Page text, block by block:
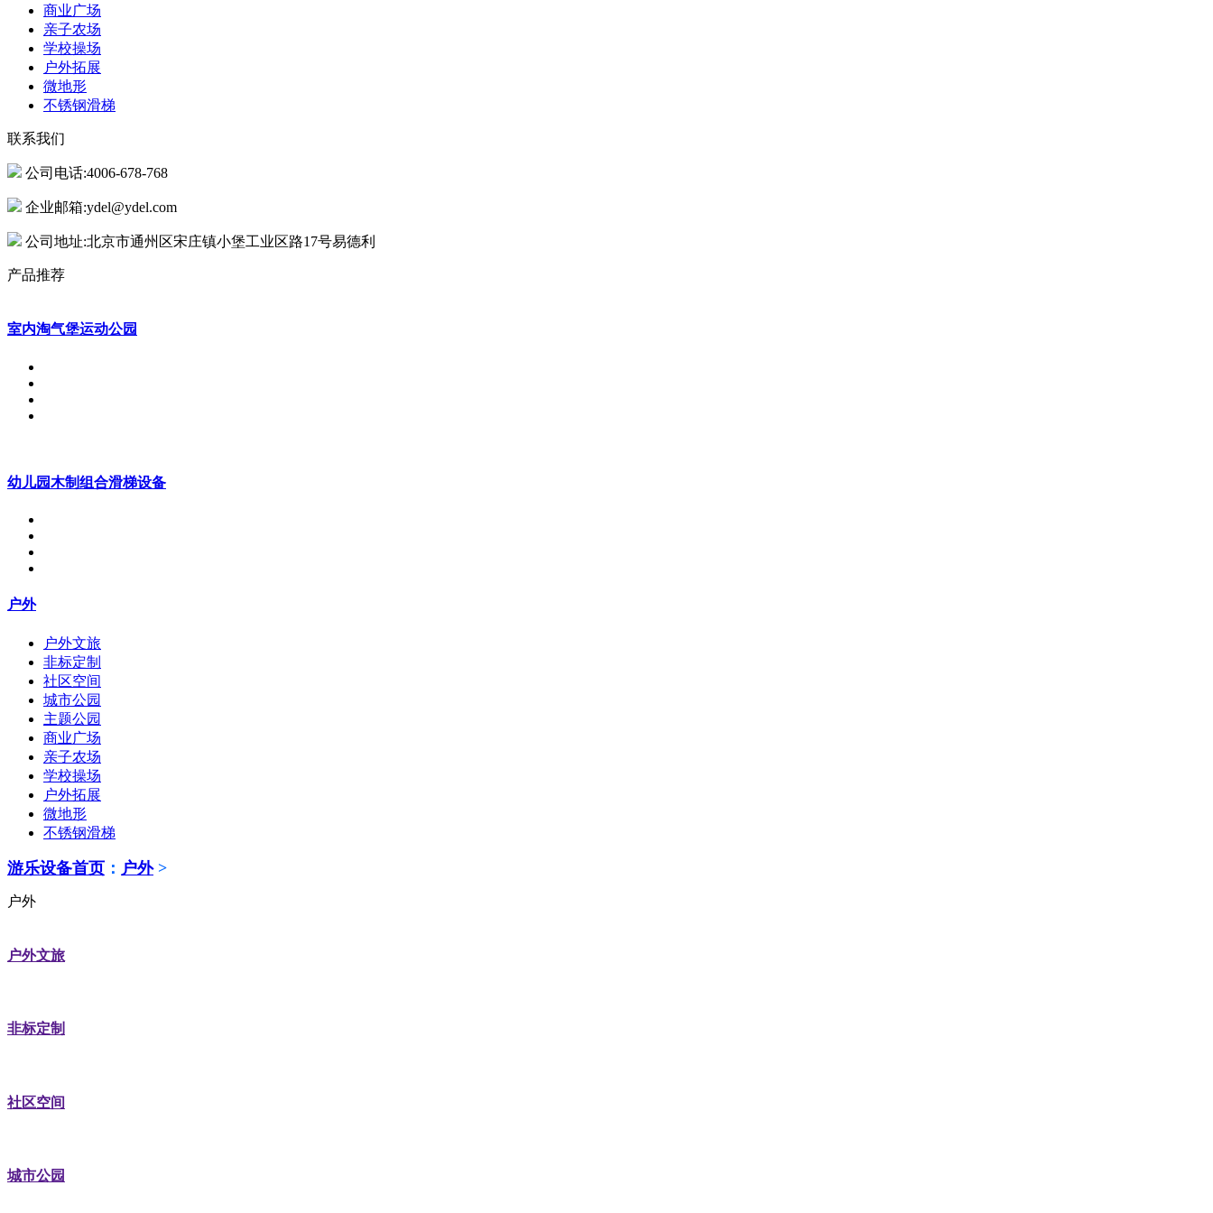
商业广场
亲子农场
学校操场
户外拓展
微地形
不锈钢滑梯
联系我们
公司电话:4006-678-768
企业邮箱:ydel@ydel.com
公司地址:北京市通州区宋庄镇小堡工业区路17号易德利
产品推荐
室内淘气堡运动公园
幼儿园木制组合滑梯设备
户外
户外文旅
非标定制
社区空间
城市公园
主题公园
商业广场
亲子农场
学校操场
户外拓展
微地形
不锈钢滑梯
游乐设备首页 ： 户外>
户外
户外文旅
非标定制
社区空间
城市公园